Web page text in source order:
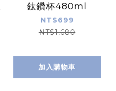
鈦鑽杯480ml
NT$699
NT$1,680
加入購物車